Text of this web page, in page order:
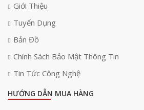
Giới Thiệu
Tuyển Dụng
Bản Đồ
Chính Sách Bảo Mật Thông Tin
Tin Tức Công Nghệ
HƯỚNG DẪN MUA HÀNG